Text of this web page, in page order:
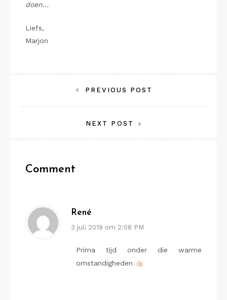
doen…
Liefs,
Marjon
navigatie
PREVIOUS POST
NEXT POST
Comment
René
3 juli 2019 om 2:08 PM
Prima tijd onder die warme
omstandigheden